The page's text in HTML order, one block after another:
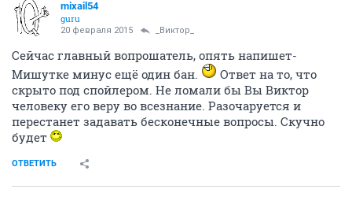
mixail54
guru
20 февраля 2015 _Виктор_
Сейчас главный вопрошатель, опять напишет-
Мишутке минус ещё один бан.
Ответ на то, что
скрыто под спойлером. Не ломали бы Вы Виктор
человеку его веру во всезнание. Разочаруется и
перестанет задавать бесконечные вопросы. Скучно
будет
ОТВЕТИТЬ